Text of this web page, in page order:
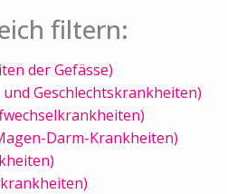
filtern:
der Gefässe)
Geschlechtskrankheiten)
Darm-Krankheiten)